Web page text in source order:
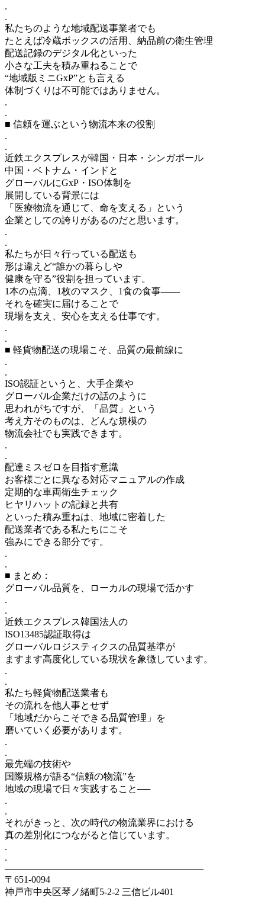
.
.
私たちのような地域配送事業者でも
たとえば冷蔵ボックスの活用、納品前の衛生管理
配送記録のデジタル化といった
小さな工夫を積み重ねることで
“地域版ミニGxP”とも言える
体制づくりは不可能ではありません。
.
.
■ 信頼を運ぶという物流本来の役割
.
.
近鉄エクスプレスが韓国・日本・シンガポール
中国・ベトナム・インドと
グローバルにGxP・ISO体制を
展開している背景には
「医療物流を通じて、命を支える」という
企業としての誇りがあるのだと思います。
.
.
私たちが日々行っている配送も
形は違えど“誰かの暮らしや
健康を守る”役割を担っています。
1本の点滴、1枚のマスク、1食の食事――
それを確実に届けることで
現場を支え、安心を支える仕事です。
.
.
■ 軽貨物配送の現場こそ、品質の最前線に
.
.
ISO認証というと、大手企業や
グローバル企業だけの話のように
思われがちですが、「品質」という
考え方そのものは、どんな規模の
物流会社でも実践できます。
.
.
配達ミスゼロを目指す意識
お客様ごとに異なる対応マニュアルの作成
定期的な車両衛生チェック
ヒヤリハットの記録と共有
といった積み重ねは、地域に密着した
配送業者である私たちにこそ
強みにできる部分です。
.
.
■ まとめ：
グローバル品質を、ローカルの現場で活かす
.
.
近鉄エクスプレス韓国法人の
ISO13485認証取得は
グローバルロジスティクスの品質基準が
ますます高度化している現状を象徴しています。
.
.
私たち軽貨物配送業者も
その流れを他人事とせず
「地域だからこそできる品質管理」を
磨いていく必要があります。
.
.
最先端の技術や
国際規格が語る“信頼の物流”を
地域の現場で日々実践すること──
.
.
それがきっと、次の時代の物流業界における
真の差別化につながると信じています。
.
.
——————————–——————————–
〒651-0094
神戸市中央区琴ノ緒町5-2-2 三信ビル401